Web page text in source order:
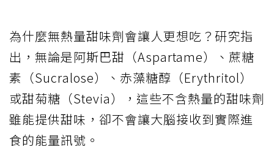
為什麼無熱量甜味劑會讓人更想吃？研究指
出，無論是阿斯巴甜（Aspartame）、蔗糖
素（Sucralose）、赤藻糖醇（Erythritol）
或甜菊糖（Stevia），這些不含熱量的甜味劑
雖能提供甜味，卻不會讓大腦接收到實際進
食的能量訊號。